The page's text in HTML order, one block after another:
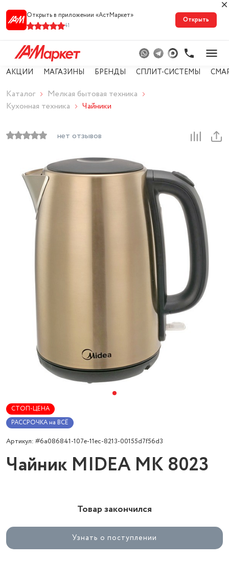
Открыть в приложении «АстМарке‪т‬»
41
Открыть
АКЦИИ МАГАЗИНЫ БРЕНДЫ СПЛИТ-СИСТЕМЫ
Каталог
Мелкая бытовая техника
Кухонная техника
Чайники
нет отзывов
СТОП-ЦЕНА
РАССРОЧКА на ВСЁ
Артикул: #6a086841-107e-11ec-8213-00155d7f56d3
Чайник MIDEA MK 8023
Товар закончился
Узнать о поступлении